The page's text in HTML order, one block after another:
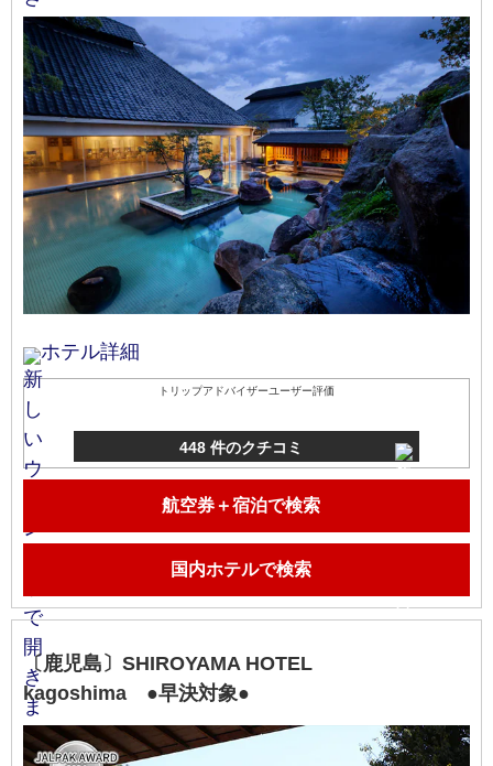
ホテル詳細
トリップアドバイザーユーザー評価
448 件のクチコミ
航空券＋宿泊で検索
国内ホテルで検索
〔鹿児島〕SHIROYAMA HOTEL
kagoshima ●早決対象●